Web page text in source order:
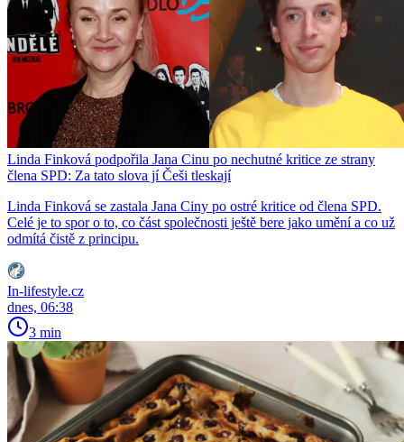
Linda Finková podpořila Jana Cinu po nechutné kritice ze strany
člena SPD: Za tato slova jí Češi tleskají
Linda Finková se zastala Jana Ciny po ostré kritice od člena SPD.
Celé je to spor o to, co část společnosti ještě bere jako umění a co už
odmítá čistě z principu.
In-lifestyle.cz
dnes, 06:38
3 min